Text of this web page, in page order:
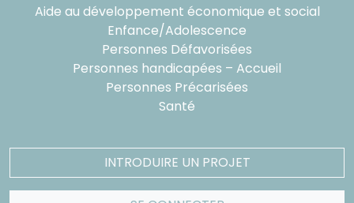
Aide au développement économique et social
Enfance/Adolescence
Personnes Défavorisées
Personnes handicapées – Accueil
Personnes Précarisées
Santé
INTRODUIRE UN PROJET